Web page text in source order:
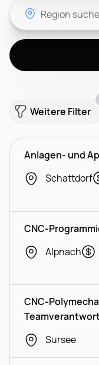
Weitere Filter
Anlagen- und
Schattdorf
CNC-
Alpnach
CNC-
Sursee